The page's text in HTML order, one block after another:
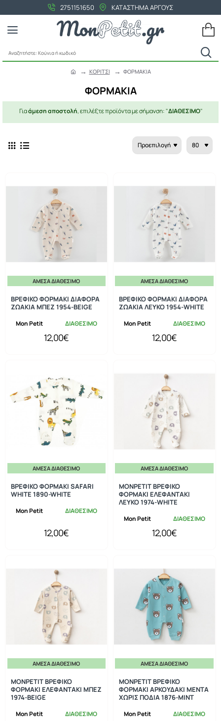
2751151650 ΚΑΤΑΣΤΗΜΑ ΑΡΓΟΥΣ
Αναζητήστε:
ΦΟΡΜΑΚΙΑ
e
ΚΟΡΙΤΣΙ ΦΟΡΜΑΚΙΑ
Γιαάμεση αποστολή, επιλέξτε προϊόντα με σήμανση: "ΔΙΑΘΕΣΙΜΟ"
ΆΜΕΣΑ ΔΙΑΘΈΣΙΜΟ
Mon Petit ΔΙΑΘΕΣΙΜΟ
ΒΡΕΦΙΚΟ ΦΟΡΜΑΚΙ ΔΙΑΦΟΡΑ
ΖΩΑΚΙΑ ΜΠΕΖ 1954-BEIGE
12,00€
ΆΜΕΣΑ ΔΙΑΘΈΣΙΜΟ
Mon Petit ΔΙΑΘΕΣΙΜΟ
ΒΡΕΦΙΚΟ ΦΟΡΜΑΚΙ ΔΙΑΦΟΡΑ
ΖΩΑΚΙΑ ΛΕΥΚΟ 1954-WHITE
12,00€
ΆΜΕΣΑ ΔΙΑΘΈΣΙΜΟ
Mon Petit ΔΙΑΘΕΣΙΜΟ
ΒΡΕΦΙΚΟ ΦΟΡΜΑΚΙ SAFARI
WHITE 1890-WHITE
12,00€
ΆΜΕΣΑ ΔΙΑΘΈΣΙΜΟ
Mon Petit ΔΙΑΘΕΣΙΜΟ
MONPETIT ΒΡΕΦΙΚΟ
ΦΟΡΜΑΚΙ ΕΛΕΦΑΝΤΑΚΙ
ΛΕΥΚΟ 1974-WHITE
12,00€
ΆΜΕΣΑ ΔΙΑΘΈΣΙΜΟ
Mon Petit ΔΙΑΘΕΣΙΜΟ
MONPETIT ΒΡΕΦΙΚΟ
ΦΟΡΜΑΚΙ ΕΛΕΦΑΝΤΑΚΙ ΜΠΕΖ
1974-BEIGE
ΆΜΕΣΑ ΔΙΑΘΈΣΙΜΟ
Mon Petit ΔΙΑΘΕΣΙΜΟ
MONPETIT ΒΡΕΦΙΚΟ
ΦΟΡΜΑΚΙ ΑΡΚΟΥΔΑΚΙ ΜΕΝΤΑ
ΧΩΡΙΣ ΠΟΔΙΑ 1876-MINT